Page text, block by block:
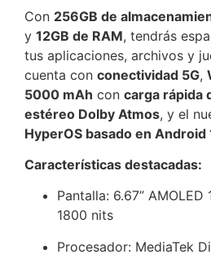
Con 256GB de
y 12GB de RAM, tendrás
tus aplicaciones, archivos y
cuenta con conectividad 5G,
5000 mAh con carga rápida
estéreo Dolby Atmos, y el
HyperOS basado en Android
Características destacadas:
Pantalla: 6.67” AMOLED
1800 nits
Procesador: MediaTek